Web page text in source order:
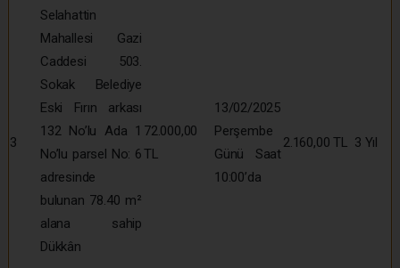
3
Selahattin
Mahallesi Gazi
Caddesi 503.
Sokak Belediye
Eski Fırın arkası
132 No’lu Ada 1
No’lu parsel No: 6
adresinde
bulunan 78.40 m²
alana sahip
Dükkân
72.000,00
TL
13/02/2025
Perşembe
Günü Saat
10:00’da
2.160,00 TL 3 Yıl